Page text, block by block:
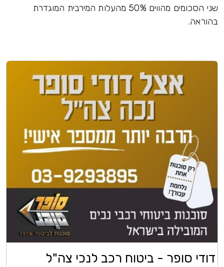
שני הסכומים מהווים 50% מהעלות המירבית המוגדרת
בהוראה.
דודי סופר - ביטוח רכב לנכי צה"ל